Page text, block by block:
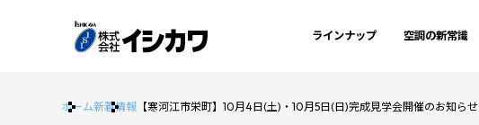
ラインナップ 空調の新常識
ホーム新着情報【寒河江市栄町】10月4日(土)・10月5日(日)完成見学会開催のお知らせ